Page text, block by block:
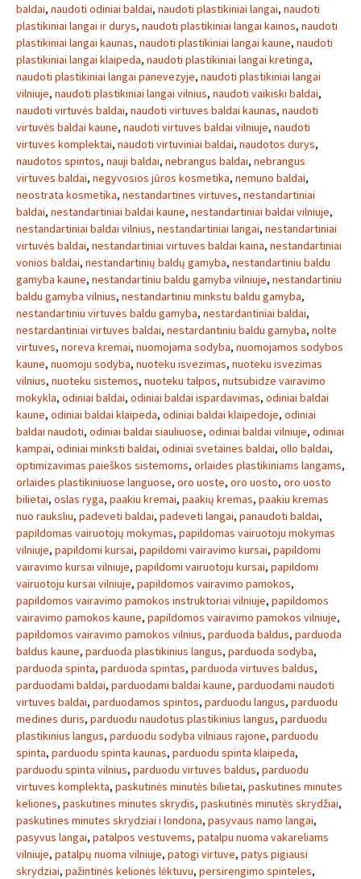
baldai, naudoti odiniai baldai, naudoti plastikiniai langai, naudoti
plastikiniai langai ir durys, naudoti plastikiniai langai kainos, naudoti
plastikiniai langai kaunas, naudoti plastikiniai langai kaune, naudoti
plastikiniai langai klaipeda, naudoti plastikiniai langai kretinga,
naudoti plastikiniai langai panevezyje, naudoti plastikiniai langai
vilniuje, naudoti plastikiniai langai vilnius, naudoti vaikiski baldai,
naudoti virtuvės baldai, naudoti virtuves baldai kaunas, naudoti
virtuvės baldai kaune, naudoti virtuves baldai vilniuje, naudoti
virtuves komplektai, naudoti virtuviniai baldai, naudotos durys,
naudotos spintos, nauji baldai, nebrangus baldai, nebrangus
virtuves baldai, negyvosios jūros kosmetika, nemuno baldai,
neostrata kosmetika, nestandartines virtuves, nestandartiniai
baldai, nestandartiniai baldai kaune, nestandartiniai baldai vilniuje,
nestandartiniai baldai vilnius, nestandartiniai langai, nestandartiniai
virtuvės baldai, nestandartiniai virtuves baldai kaina, nestandartiniai
vonios baldai, nestandartinių baldų gamyba, nestandartiniu baldu
gamyba kaune, nestandartiniu baldu gamyba vilniuje, nestandartiniu
baldu gamyba vilnius, nestandartiniu minkstu baldu gamyba,
nestandartiniu virtuves baldu gamyba, nestardantiniai baldai,
nestardantiniai virtuves baldai, nestardantiniu baldu gamyba, nolte
virtuves, noreva kremai, nuomojama sodyba, nuomojamos sodybos
kaune, nuomoju sodyba, nuoteku isvezimas, nuoteku isvezimas
vilnius, nuoteku sistemos, nuoteku talpos, nutsubidze vairavimo
mokykla, odiniai baldai, odiniai baldai ispardavimas, odiniai baldai
kaune, odiniai baldai klaipeda, odiniai baldai klaipedoje, odiniai
baldai naudoti, odiniai baldai siauliuose, odiniai baldai vilniuje, odiniai
kampai, odiniai minksti baldai, odiniai svetaines baldai, ollo baldai,
optimizavimas paieškos sistemoms, orlaides plastikiniams langams,
orlaides plastikiniuose languose, oro uoste, oro uosto, oro uosto
bilietai, oslas ryga, paakiu kremai, paakių kremas, paakiu kremas
nuo rauksliu, padeveti baldai, padeveti langai, panaudoti baldai,
papildomas vairuotojų mokymas, papildomas vairuotoju mokymas
vilniuje, papildomi kursai, papildomi vairavimo kursai, papildomi
vairavimo kursai vilniuje, papildomi vairuotoju kursai, papildomi
vairuotoju kursai vilniuje, papildomos vairavimo pamokos,
papildomos vairavimo pamokos instruktoriai vilniuje, papildomos
vairavimo pamokos kaune, papildomos vairavimo pamokos vilniuje,
papildomos vairavimo pamokos vilnius, parduoda baldus, parduoda
baldus kaune, parduoda plastikinius langus, parduoda sodyba,
parduoda spinta, parduoda spintas, parduoda virtuves baldus,
parduodami baldai, parduodami baldai kaune, parduodami naudoti
virtuves baldai, parduodamos spintos, parduodu langus, parduodu
medines duris, parduodu naudotus plastikinius langus, parduodu
plastikinius langus, parduodu sodyba vilniaus rajone, parduodu
spinta, parduodu spinta kaunas, parduodu spinta klaipeda,
parduodu spinta vilnius, parduodu virtuves baldus, parduodu
virtuves komplekta, paskutinės minutės bilietai, paskutines minutes
keliones, paskutines minutes skrydis, paskutinės minutės skrydžiai,
paskutines minutes skrydziai i londona, pasyvaus namo langai,
pasyvus langai, patalpos vestuvems, patalpu nuoma vakareliams
vilniuje, patalpų nuoma vilniuje, patogi virtuve, patys pigiausi
skrydziai, pažintinės kelionės lėktuvu, persirengimo spinteles,